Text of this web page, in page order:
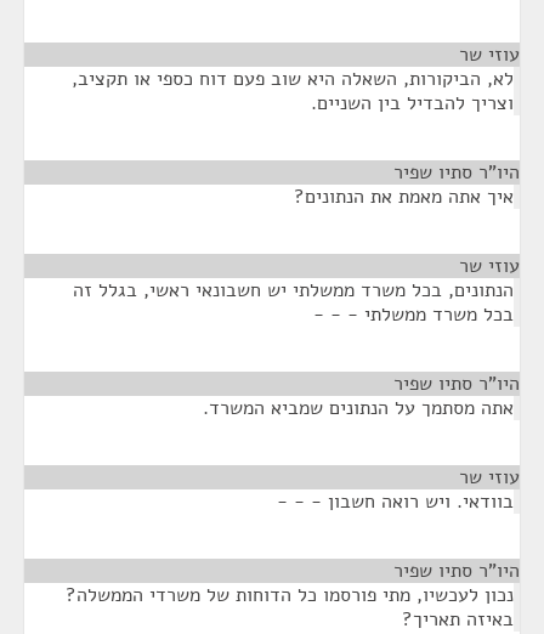
עוזי שר
לא, הביקורות, השאלה היא שוב פעם דוח כספי או תקציב,
וצריך להבדיל בין השניים.
היו"ר סתיו שפיר
איך אתה מאמת את הנתונים?
עוזי שר
הנתונים, בכל משרד ממשלתי יש חשבונאי ראשי, בגלל זה
בכל משרד ממשלתי - - -
היו"ר סתיו שפיר
אתה מסתמך על הנתונים שמביא המשרד.
עוזי שר
בוודאי. ויש רואה חשבון - - -
היו"ר סתיו שפיר
נכון לעכשיו, מתי פורסמו כל הדוחות של משרדי הממשלה?
באיזה תאריך?